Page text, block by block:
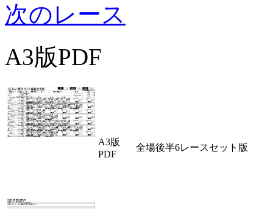
次のレース
A3版PDF
A3版
PDF
全場後半6レースセット版